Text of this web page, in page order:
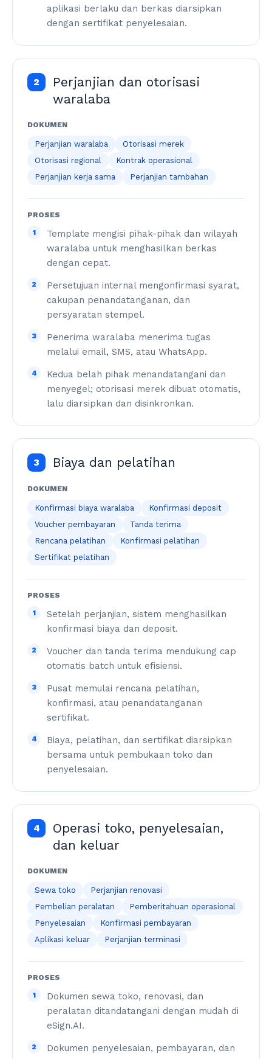
aplikasi berlaku dan berkas diarsipkan
dengan sertifikat penyelesaian.
2
Perjanjian dan otorisasi
waralaba
DOKUMEN
Perjanjian waralaba
Otorisasi merek
Otorisasi regional
Kontrak operasional
Perjanjian kerja sama
Perjanjian tambahan
PROSES
1
Template mengisi pihak-pihak dan wilayah
waralaba untuk menghasilkan berkas
dengan cepat.
2
Persetujuan internal mengonfirmasi syarat,
cakupan penandatanganan, dan
persyaratan stempel.
3
Penerima waralaba menerima tugas
melalui email, SMS, atau WhatsApp.
4
Kedua belah pihak menandatangani dan
menyegel; otorisasi merek dibuat otomatis,
lalu diarsipkan dan disinkronkan.
3 Biaya dan pelatihan
DOKUMEN
Konfirmasi biaya waralaba
Konfirmasi deposit
Voucher pembayaran
Tanda terima
Rencana pelatihan
Konfirmasi pelatihan
Sertifikat pelatihan
PROSES
1
Setelah perjanjian, sistem menghasilkan
konfirmasi biaya dan deposit.
2
Voucher dan tanda terima mendukung cap
otomatis batch untuk efisiensi.
3
Pusat memulai rencana pelatihan,
konfirmasi, atau penandatanganan
sertifikat.
4
Biaya, pelatihan, dan sertifikat diarsipkan
bersama untuk pembukaan toko dan
penyelesaian.
4
Operasi toko, penyelesaian,
dan keluar
DOKUMEN
Sewa toko
Perjanjian renovasi
Pembelian peralatan
Pemberitahuan operasional
Penyelesaian
Konfirmasi pembayaran
Aplikasi keluar
Perjanjian terminasi
PROSES
1
Dokumen sewa toko, renovasi, dan
peralatan ditandatangani dengan mudah di
eSign.AI.
2
Dokumen penyelesaian, pembayaran, dan